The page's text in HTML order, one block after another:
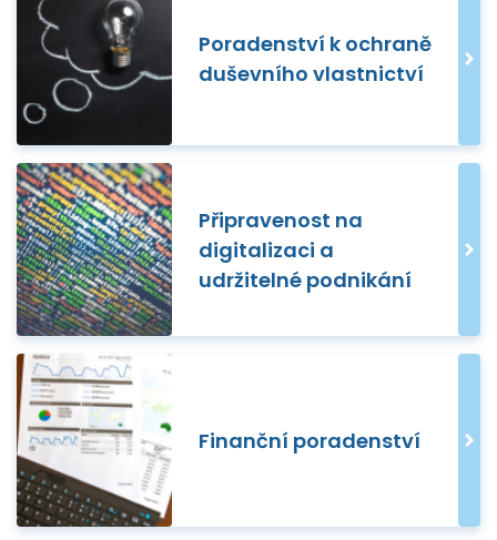
Poradenství k ochraně
duševního vlastnictví
Připravenost na
digitalizaci a
udržitelné podnikání
Finanční poradenství